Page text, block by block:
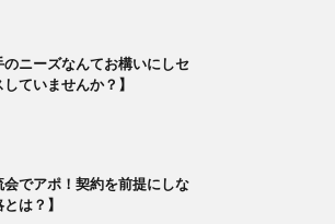
のニーズなんてお構いにしセ
ていませんか？】
会でアポ！契約を前提にしな
は？】